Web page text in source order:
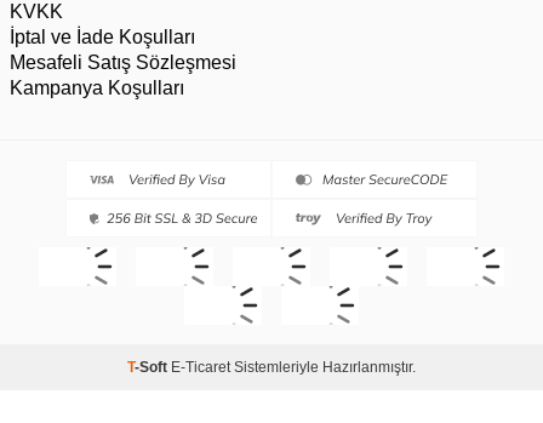
KVKK
İptal ve İade Koşulları
Mesafeli Satış Sözleşmesi
Kampanya Koşulları
T-Soft E-Ticaret Sistemleriyle Hazırlanmıştır.